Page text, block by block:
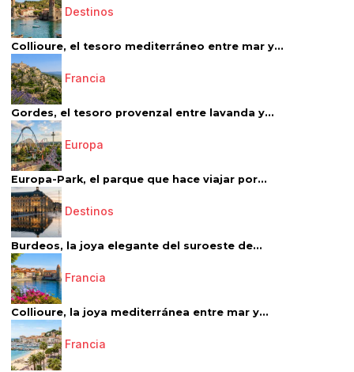
Destinos
Collioure, el tesoro mediterráneo entre mar y...
Francia
Gordes, el tesoro provenzal entre lavanda y...
Europa
Europa-Park, el parque que hace viajar por...
Destinos
Burdeos, la joya elegante del suroeste de...
Francia
Collioure, la joya mediterránea entre mar y...
Francia